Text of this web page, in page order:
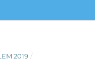
2019 /